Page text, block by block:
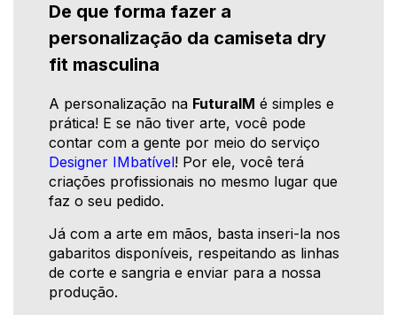
De que forma fazer a
personalização da camiseta dry
fit masculina
A personalização na FuturaIM é simples e
prática! E se não tiver arte, você pode
contar com a gente por meio do serviço
Designer IMbatível! Por ele, você terá
criações profissionais no mesmo lugar que
faz o seu pedido.
Já com a arte em mãos, basta inseri-la nos
gabaritos disponíveis, respeitando as linhas
de corte e sangria e enviar para a nossa
produção.